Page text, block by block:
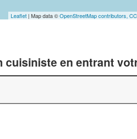
Leaflet | Map data ©OpenStreetMap contributors,
cuisiniste en entrant